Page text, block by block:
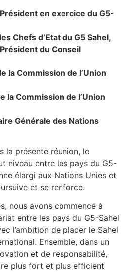
en exercice du G5-
Chefs d’Etat du G5 Sahel,
du Conseil
la Commission de l’Union
la Commission de l’Union
Générale des Nations
la présente réunion, le
niveau entre les pays du G5-
élargi aux Nations Unies et
et se renforce.
nous avons commencé à
entre les pays du G5-Sahel
l’ambition de placer le Sahel
Ensemble, dans un
et de responsabilité,
plus fort et plus efficient